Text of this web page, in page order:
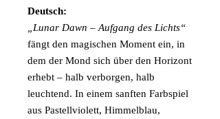
Deutsch:
„Lunar Dawn – Aufgang des Lichts“
fängt den magischen Moment ein, in
dem der Mond sich über den Horizont
erhebt – halb verborgen, halb
leuchtend. In einem sanften Farbspiel
aus Pastellviolett, Himmelblau,